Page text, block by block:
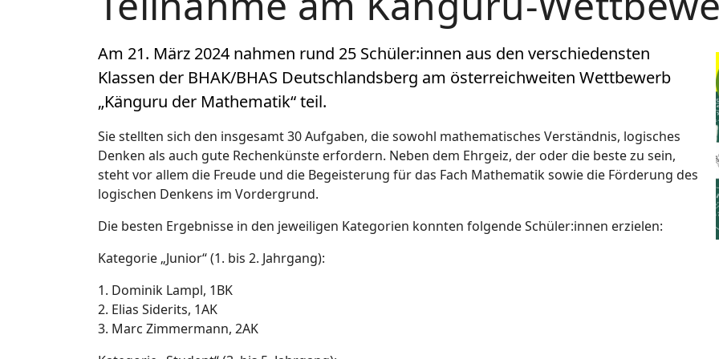
Am 21. März 2024 nahmen rund 25 Schüler:innen aus den verschiedensten
Klassen der BHAK/BHAS Deutschlandsberg am österreichweiten Wettbewerb
„Känguru der Mathematik“ teil.
Sie stellten sich den insgesamt 30 Aufgaben, die sowohl mathematisches Verständnis, logisches
Denken als auch gute Rechenkünste erfordern. Neben dem Ehrgeiz, der oder die beste zu sein,
steht vor allem die Freude und die Begeisterung für das Fach Mathematik sowie die Förderung des
logischen Denkens im Vordergrund.
Die besten Ergebnisse in den jeweiligen Kategorien konnten folgende Schüler:innen erzielen:
Kategorie „Junior“ (1. bis 2. Jahrgang):
1. Dominik Lampl, 1BK
2. Elias Siderits, 1AK
3. Marc Zimmermann, 2AK